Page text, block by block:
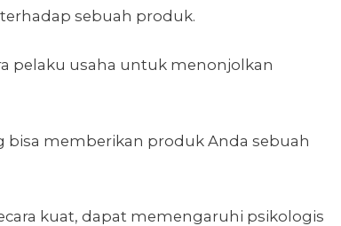
sebuah produk.
pelaku usaha untuk menonjolkan
memberikan produk Anda sebuah
kuat, dapat memengaruhi psikologis